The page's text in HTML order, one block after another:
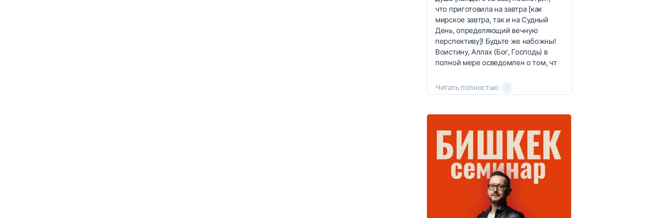
что приготовила на завтра [как
мирское завтра, так и на Судный
День, определяющий вечную
перспективу]! Будьте же набожны!
Воистину, Аллах (Бог, Господь) в
полной мере осведомлен о том, чт
Читать полностью